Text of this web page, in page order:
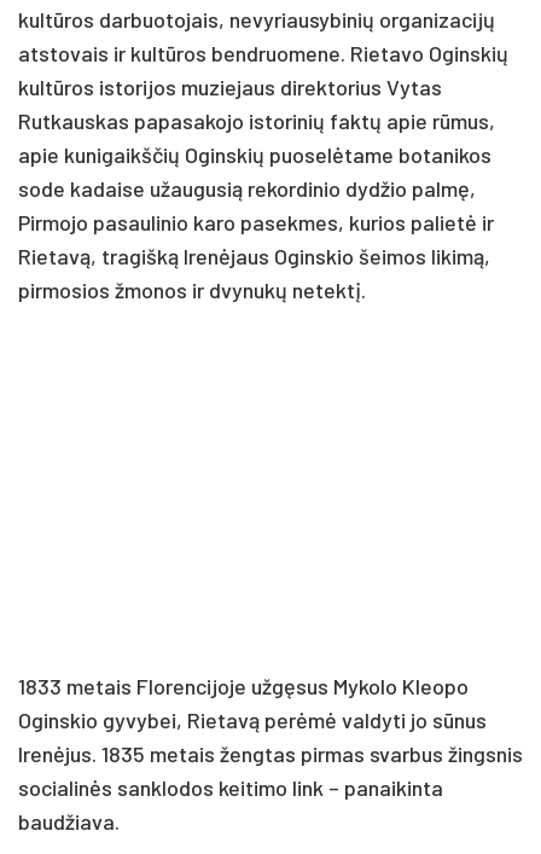
kultūros darbuotojais, nevyriausybinių organizacijų
atstovais ir kultūros bendruomene. Rietavo Oginskių
kultūros istorijos muziejaus direktorius Vytas
Rutkauskas papasakojo istorinių faktų apie rūmus,
apie kunigaikščių Oginskių puoselėtame botanikos
sode kadaise užaugusią rekordinio dydžio palmę,
Pirmojo pasaulinio karo pasekmes, kurios palietė ir
Rietavą, tragišką Irenėjaus Oginskio šeimos likimą,
pirmosios žmonos ir dvynukų netektį.
1833 metais Florencijoje užgęsus Mykolo Kleopo
Oginskio gyvybei, Rietavą perėmė valdyti jo sūnus
Irenėjus. 1835 metais žengtas pirmas svarbus žingsnis
socialinės sanklodos keitimo link – panaikinta
baudžiava.